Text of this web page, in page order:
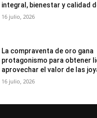
integral, bienestar y calidad
16 julio, 2026
La compraventa de oro gana
protagonismo para obtener
aprovechar el valor de las
16 julio, 2026